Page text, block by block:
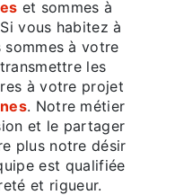
et sommes à
vous habitez à
sommes à votre
les
à votre projet
. Notre métier
et le partager
plus notre désir
est qualifiée
et rigueur.